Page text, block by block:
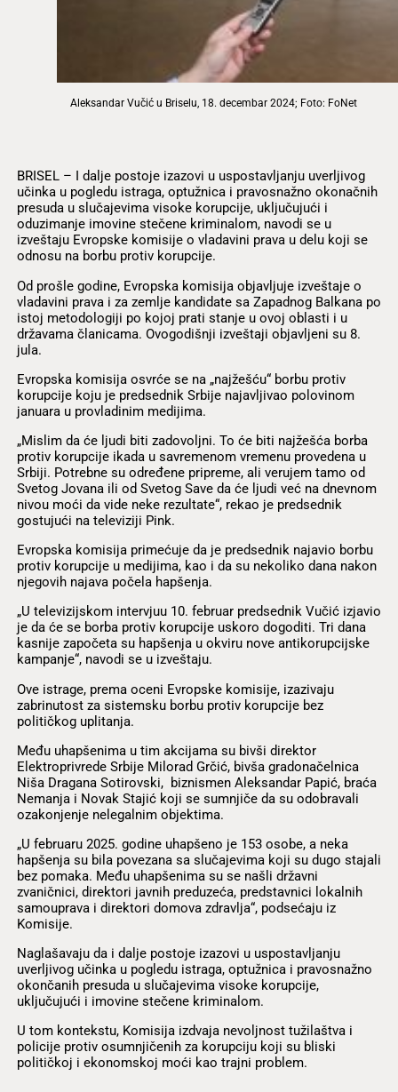
Aleksandar Vučić u Briselu, 18. decembar 2024; Foto: FoNet
BRISEL – I dalje postoje izazovi u uspostavljanju uverljivog
učinka u pogledu istraga, optužnica i pravosnažno okonačnih
presuda u slučajevima visoke korupcije, uključujući i
oduzimanje imovine stečene kriminalom, navodi se u
izveštaju Evropske komisije o vladavini prava u delu koji se
odnosu na borbu protiv korupcije.
Od prošle godine, Evropska komisija objavljuje izveštaje o
vladavini prava i za zemlje kandidate sa Zapadnog Balkana po
istoj metodologiji po kojoj prati stanje u ovoj oblasti i u
državama članicama. Ovogodišnji izveštaji objavljeni su 8.
jula.
Evropska komisija osvrće se na „najžešću“ borbu protiv
korupcije koju je predsednik Srbije najavljivao polovinom
januara u provladinim medijima.
„Mislim da će ljudi biti zadovoljni. To će biti najžešća borba
protiv korupcije ikada u savremenom vremenu provedena u
Srbiji. Potrebne su određene pripreme, ali verujem tamo od
Svetog Jovana ili od Svetog Save da će ljudi već na dnevnom
nivou moći da vide neke rezultate“, rekao je predsednik
gostujući na televiziji Pink.
Evropska komisija primećuje da je predsednik najavio borbu
protiv korupcije u medijima, kao i da su nekoliko dana nakon
njegovih najava počela hapšenja.
„U televizijskom intervjuu 10. februar predsednik Vučić izjavio
je da će se borba protiv korupcije uskoro dogoditi. Tri dana
kasnije započeta su hapšenja u okviru nove antikorupcijske
kampanje“, navodi se u izveštaju.
Ove istrage, prema oceni Evropske komisije, izazivaju
zabrinutost za sistemsku borbu protiv korupcije bez
političkog uplitanja.
Među uhapšenima u tim akcijama su bivši direktor
Elektroprivrede Srbije Milorad Grčić, bivša gradonačelnica
Niša Dragana Sotirovski, biznismen Aleksandar Papić, braća
Nemanja i Novak Stajić koji se sumnjiče da su odobravali
ozakonjenje nelegalnim objektima.
„U februaru 2025. godine uhapšeno je 153 osobe, a neka
hapšenja su bila povezana sa slučajevima koji su dugo stajali
bez pomaka. Među uhapšenima su se našli državni
zvaničnici, direktori javnih preduzeća, predstavnici lokalnih
samouprava i direktori domova zdravlja“, podsećaju iz
Komisije.
Naglašavaju da i dalje postoje izazovi u uspostavljanju
uverljivog učinka u pogledu istraga, optužnica i pravosnažno
okončanih presuda u slučajevima visoke korupcije,
uključujući i imovine stečene kriminalom.
U tom kontekstu, Komisija izdvaja nevoljnost tužilaštva i
policije protiv osumnjičenih za korupciju koji su bliski
političkoj i ekonomskoj moći kao trajni problem.